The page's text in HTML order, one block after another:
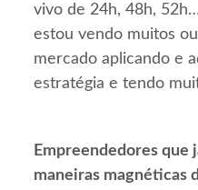
vivo de 24h, 48h,
estou vendo muitos
mercado aplicando e
estratégia e tendo
Empreendedores que
maneiras magnéticas